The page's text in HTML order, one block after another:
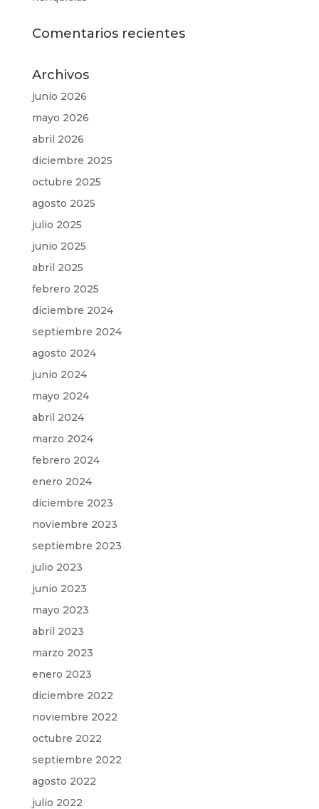
Comentarios recientes
Archivos
junio 2026
mayo 2026
abril 2026
diciembre 2025
octubre 2025
agosto 2025
julio 2025
junio 2025
abril 2025
febrero 2025
diciembre 2024
septiembre 2024
agosto 2024
junio 2024
mayo 2024
abril 2024
marzo 2024
febrero 2024
enero 2024
diciembre 2023
noviembre 2023
septiembre 2023
julio 2023
junio 2023
mayo 2023
abril 2023
marzo 2023
enero 2023
diciembre 2022
noviembre 2022
octubre 2022
septiembre 2022
agosto 2022
julio 2022